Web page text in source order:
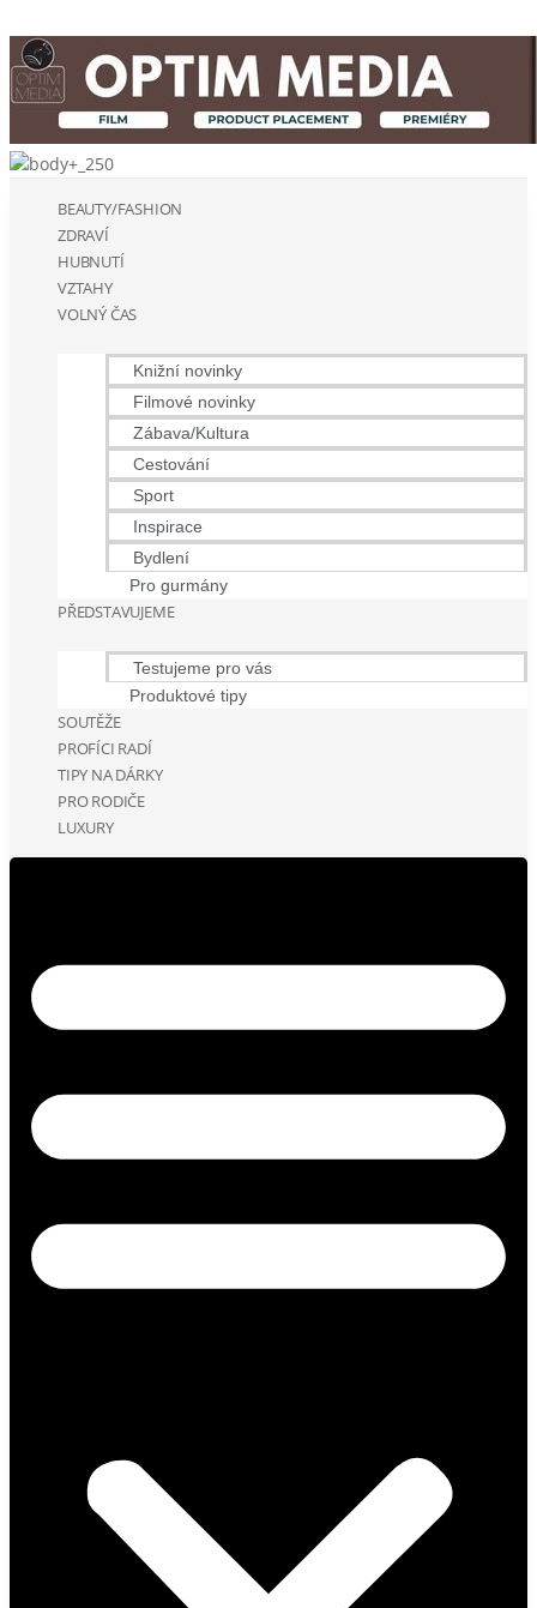
BEAUTY/FASHION
ZDRAVÍ
HUBNUTÍ
VZTAHY
VOLNÝ ČAS
Knižní novinky
Filmové novinky
Zábava/Kultura
Cestování
Sport
Inspirace
Bydlení
Pro gurmány
PŘEDSTAVUJEME
Testujeme pro vás
Produktové tipy
SOUTĚŽE
PROFÍCI RADÍ
TIPY NA DÁRKY
PRO RODIČE
LUXURY